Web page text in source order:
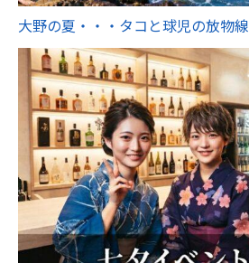
大野の夏・・・タコと球児の放物線